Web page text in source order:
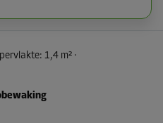
: 1,4 m² ·